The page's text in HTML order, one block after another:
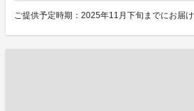
ご提供予定時期：2025年11月下旬までにお届け